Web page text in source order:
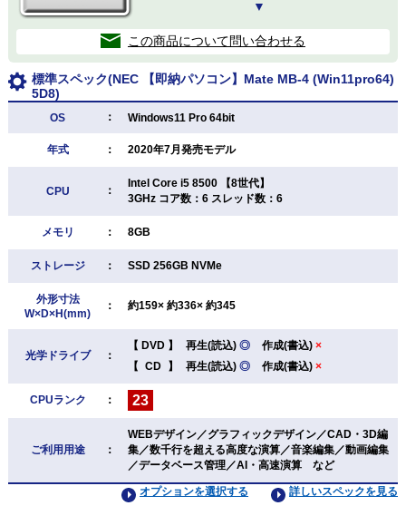
▼
この商品について問い合わせる
標準スペック(NEC 【即納パソコン】Mate MB-4 (Win11pro64)
5D8)
OS ： Windows11 Pro 64bit
年式 ： 2020年7月発売モデル
CPU ：
Intel Core i5 8500 【8世代】
3GHz コア数：6 スレッド数：6
メモリ ： 8GB
ストレージ ： SSD 256GB NVMe
外形寸法
W×D×H(mm)
： 約159× 約336× 約345
光学ドライブ ：
【 DVD 】 再生(読込) ◎ 作成(書込) ×
【 CD 】 再生(読込) ◎ 作成(書込) ×
CPUランク ： 23
ご利用用途 ：
WEBデザイン／グラフィックデザイン／CAD・3D編
集／数千行を超える高度な演算／音楽編集／動画編集
／データベース管理／AI・高速演算 など
詳しいスペックを見る
オプションを選択する